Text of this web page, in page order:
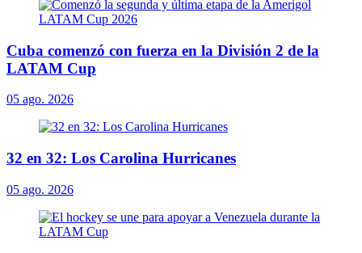
Cuba comenzó con fuerza en la División 2 de la
LATAM Cup
05 ago. 2026
32 en 32: Los Carolina Hurricanes
05 ago. 2026